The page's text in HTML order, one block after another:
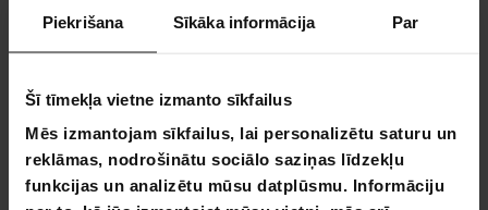
Piekrišana Sīkāka informācija Par
Šī tīmekļa vietne izmanto sīkfailus
Mēs izmantojam sīkfailus, lai personalizētu saturu un
reklāmas, nodrošinātu sociālo saziņas līdzekļu
funkcijas un analizētu mūsu datplūsmu. Informāciju
Paketes izmēri:
Svars: 21.3 kg
Augstums: 26 cm